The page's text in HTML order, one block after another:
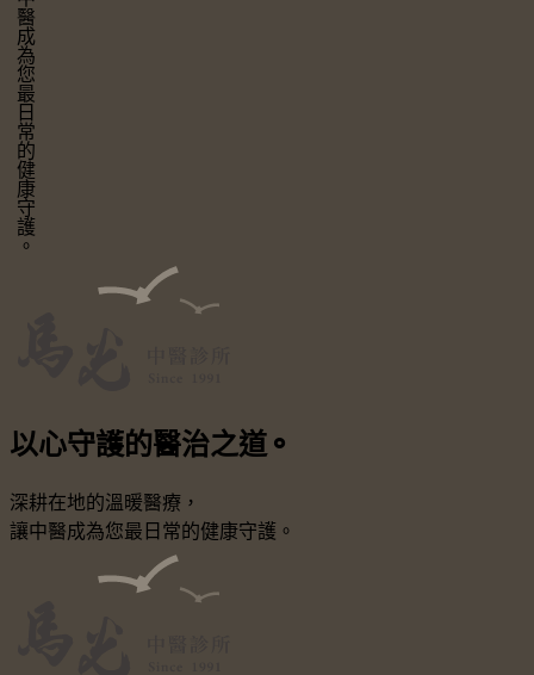
讓中醫成為您最日常的健康守護。
以心守護的醫治之道 ⚬
深耕在地的溫暖醫療，
讓中醫成為您最日常的健康守護。